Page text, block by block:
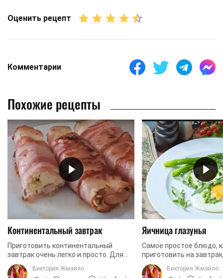
Оценить рецепт
Комментарии
Похожие рецепты
Континентальный завтрак
Приготовить континентальный
завтрак очень легко и просто. Для
приготовления такого необычного
завтрака нам понадобится немного
Виктория Жмайло
Яичница глазунья
Самое простое блюдо,
приготовить на
яичница глазунья.
сильно спешите, такое
Виктория Жмайло